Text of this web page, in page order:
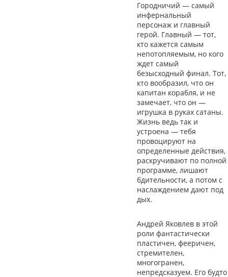
Городничий — самый
инфернальный
персонаж и главный
герой. Главный — тот,
кто кажется самым
непотопляемым, но кого
ждет самый
безысходный финал. Тот,
кто вообразил, что он
капитан корабля, и не
замечает, что он —
игрушка в руках сатаны.
Жизнь ведь так и
устроена — тебя
провоцируют на
определенные действия,
раскручивают по полной
программе, лишают
бдительности, а потом с
наслаждением дают под
дых.
Андрей Яковлев в этой
роли фантастически
пластичен, фееричен,
стремителен,
многогранен,
непредсказуем. Его будто